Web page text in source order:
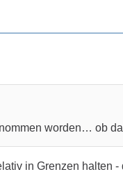
worden… ob
in Grenzen halten